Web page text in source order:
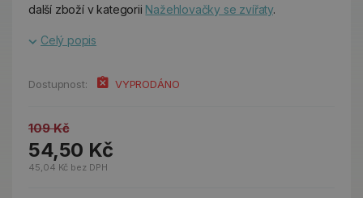
další zboží v kategorii Nažehlovačky se zvířaty.
Celý popis
Dostupnost: VYPRODÁNO
109 Kč
54,50 Kč
45,04 Kč bez DPH